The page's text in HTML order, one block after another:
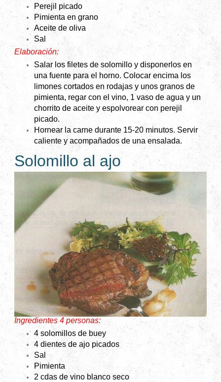
Perejil picado
Pimienta en grano
Aceite de oliva
Sal
Elaboración:
Salar los filetes de solomillo y disponerlos en
una fuente para el horno. Colocar encima los
limones cortados en rodajas y unos granos de
pimienta, regar con el vino, 1 vaso de agua y un
chorrito de aceite y espolvorear con perejil
picado.
Hornear la carne durante 15-20 minutos. Servir
caliente y acompañados de una ensalada.
Solomillo al ajo
Ingredientes 4 personas:
4 solomillos de buey
4 dientes de ajo picados
Sal
Pimienta
2 cdas de vino blanco seco